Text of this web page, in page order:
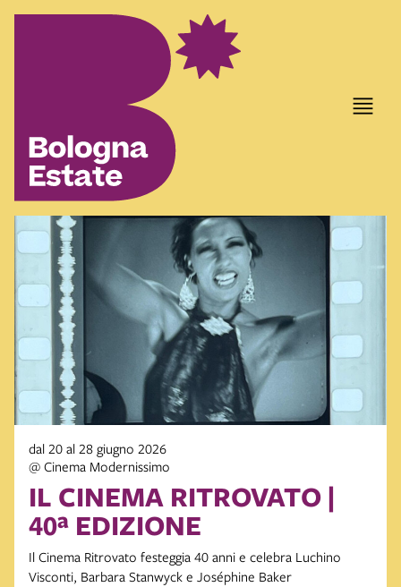
dal 20 al 28 giugno 2026
@ Cinema Modernissimo
IL CINEMA RITROVATO |
40ª EDIZIONE
Il Cinema Ritrovato festeggia 40 anni e celebra Luchino
Visconti, Barbara Stanwyck e Joséphine Baker